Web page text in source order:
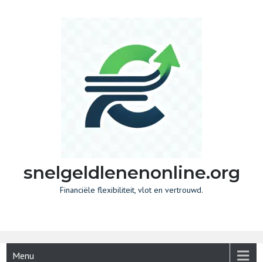
snelgeldlenenonline.org
Financiële flexibiliteit, vlot en vertrouwd.
Menu